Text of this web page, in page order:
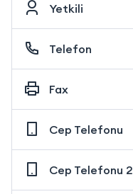
Yetkili
Telefon
Fax
Cep Telefonu
Cep Telefonu 2